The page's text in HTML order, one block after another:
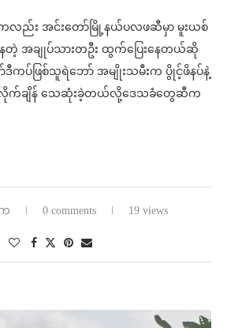
းကလည်း အင်းတော်မြို့နယ်ပလဖဆီမှာ မူးယစ်
ေတဲ့ အချုပ်သားတဦး ထွက်ပြေးနေတယ်ဆို
ဒီကပ်ဖြစ်သူရဲဘော် အမျိုးသမီးက ပွိုင့်ဖိနပ်နဲ့
က်ချိန် သေဆုံးခဲ့တယ်လို့ဒေသခံတွေဆီက
0 comments 19 views